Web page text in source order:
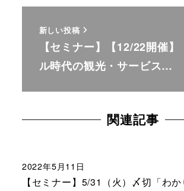
新しい投稿
【セミナー】【12/22開催】
ル時代の観光・サービス…
関連記事
【セミナー】5/31（火）〆切「わ
2022年5月11日